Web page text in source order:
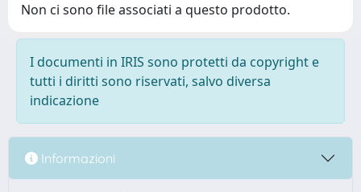
Non ci sono file associati a questo prodotto.
I documenti in IRIS sono protetti da copyright e
tutti i diritti sono riservati, salvo diversa
indicazione
Informazioni